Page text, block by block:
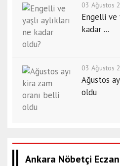
03 Ağustos
Engelli ve
kadar ...
03 Ağustos
Ağustos
oldu
Ankara Nöbetçi